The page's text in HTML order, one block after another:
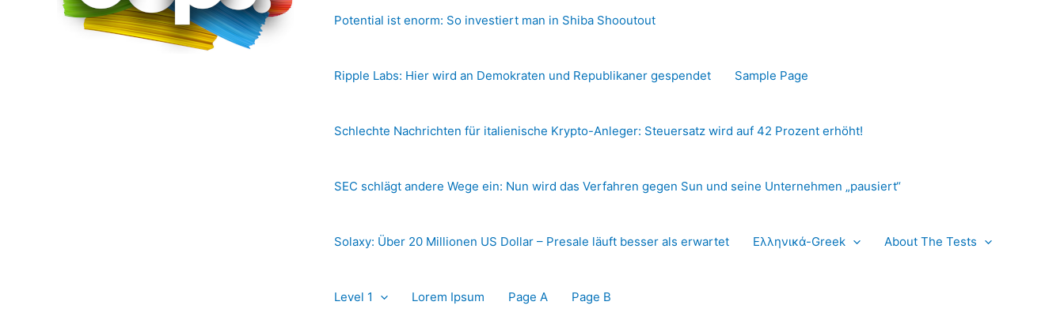
Potential ist enorm: So investiert man in Shiba Shooutout
Ripple Labs: Hier wird an Demokraten und Republikaner gespendet Sample Page
Schlechte Nachrichten für italienische Krypto-Anleger: Steuersatz wird auf 42 Prozent erhöht!
SEC schlägt andere Wege ein: Nun wird das Verfahren gegen Sun und seine Unternehmen „pausiert“
Solaxy: Über 20 Millionen US Dollar – Presale läuft besser als erwartet Ελληνικά-Greek About The Tests
Level 1 Lorem Ipsum Page A Page B